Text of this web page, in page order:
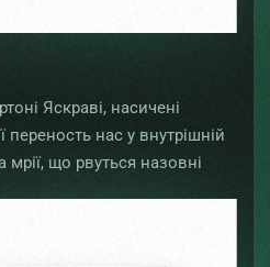
Яскраві, насичені
переность нас у внутрішній
мрії, що рвуться назовні